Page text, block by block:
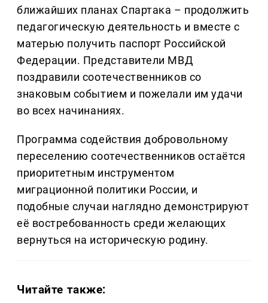
ближайших планах Спартака – продолжить
педагогическую деятельность и вместе с
матерью получить паспорт Российской
Федерации. Представители МВД
поздравили соотечественников со
знаковым событием и пожелали им удачи
во всех начинаниях.
Программа содействия добровольному
переселению соотечественников остаётся
приоритетным инструментом
миграционной политики России, и
подобные случаи наглядно демонстрируют
её востребованность среди желающих
вернуться на историческую родину.
Читайте также: